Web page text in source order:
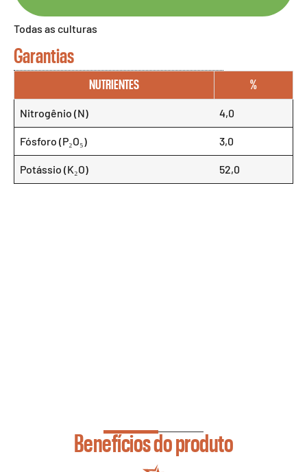
Todas as culturas
Garantias
NUTRIENTES %
Nitrogênio (N) 4,0
Fósforo (P₂O₅) 3,0
Potássio (K₂O) 52,0
Benefícios do produto